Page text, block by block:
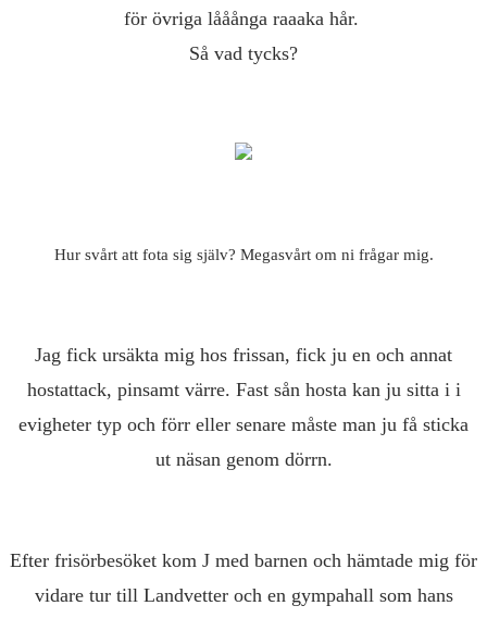
för övriga lååånga raaaka hår.
Så vad tycks?
Hur svårt att fota sig själv? Megasvårt om ni frågar mig.
Jag fick ursäkta mig hos frissan, fick ju en och annat
hostattack, pinsamt värre. Fast sån hosta kan ju sitta i i
evigheter typ och förr eller senare måste man ju få sticka
ut näsan genom dörrn.
Efter frisörbesöket kom J med barnen och hämtade mig för
vidare tur till Landvetter och en gympahall som hans